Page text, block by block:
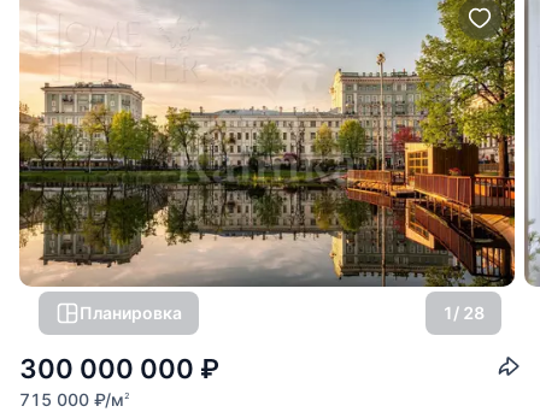
Планировка 1/ 28
300 000 000 ₽
715 000 ₽/м2